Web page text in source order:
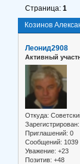
Козинов
Страница:1
Леонид2908
Активный
Откуда:
Зарегистрирован
Приглашений: 0
Сообщений: 1039
Уважение: +23
Позитив: +48